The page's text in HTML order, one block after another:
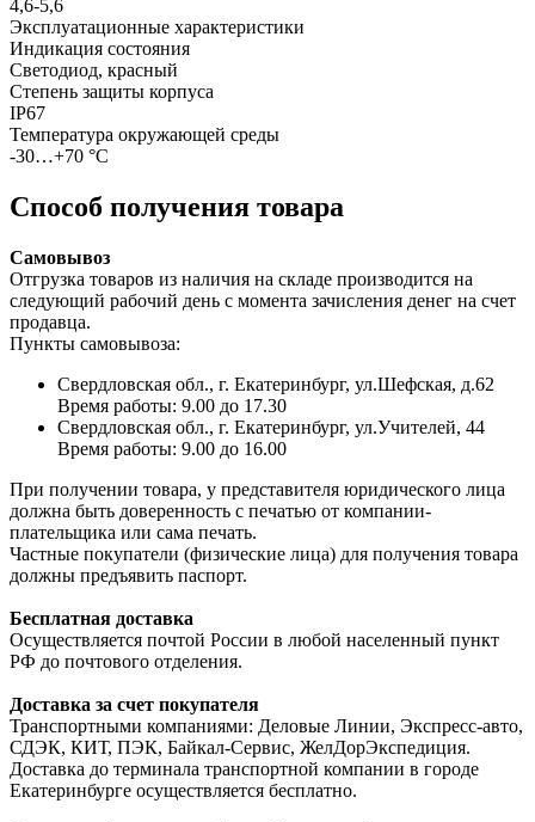
4,6-5,6
Эксплуатационные характеристики
Индикация состояния
Светодиод, красный
Степень защиты корпуса
IP67
Температура окружающей среды
-30…+70 °С
Способ получения товара
Самовывоз
Отгрузка товаров из наличия на складе производится на
следующий рабочий день с момента зачисления денег на счет
продавца.
Пункты самовывоза:
Свердловская обл., г. Екатеринбург, ул.Шефская, д.62
Время работы: 9.00 до 17.30
Свердловская обл., г. Екатеринбург, ул.Учителей, 44
Время работы: 9.00 до 16.00
При получении товара, у представителя юридического лица
должна быть доверенность с печатью от компании-
плательщика или сама печать.
Частные покупатели (физические лица) для получения товара
должны предъявить паспорт.
Бесплатная доставка
Осуществляется почтой России в любой населенный пункт
РФ до почтового отделения.
Доставка за счет покупателя
Транспортными компаниями: Деловые Линии, Экспресс-авто,
СДЭК, КИТ, ПЭК, Байкал-Сервис, ЖелДорЭкспедиция.
Доставка до терминала транспортной компании в городе
Екатеринбурге осуществляется бесплатно.